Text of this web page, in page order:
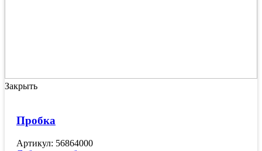
Закрыть
Пробка
Артикул: 56864000